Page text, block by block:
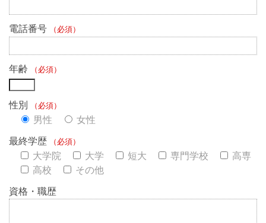
電話番号 （必須）
年齢 （必須）
性別 （必須）
男性 女性
最終学歴 （必須）
大学院 大学 短大 専門学校
高専
高校
その他
資格・職歴